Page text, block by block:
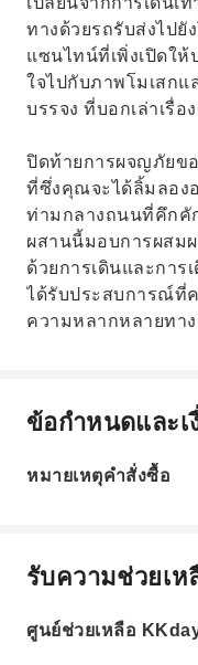
ทางด้วยรถรับส่งไปยั
แซนไทน์ที่เพิ่งเปิดใ
ใจไปกับภาพโมเสก
บรรจง ที่บอกเล่าเรื่
ปิดท้ายการผจญภัยข
ที่ซึ่งคุณจะได้ลิ้มลอง
ท่ามกลางถนนที่คึกคั
ผสานนี้มอบการผสม
ด้วยการเดินและกา
ได้รับประสบการณ์ที่
ความหลากหลายทา
ข้อกำหนดและเ
หมายเหตุคำสั่งซื้อ
รับความช่วยเห
ศูนย์ช่วยเหลือ